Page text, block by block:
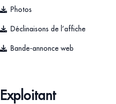
Photos
Déclinaisons de l’affiche
Bande-annonce web
Exploitant